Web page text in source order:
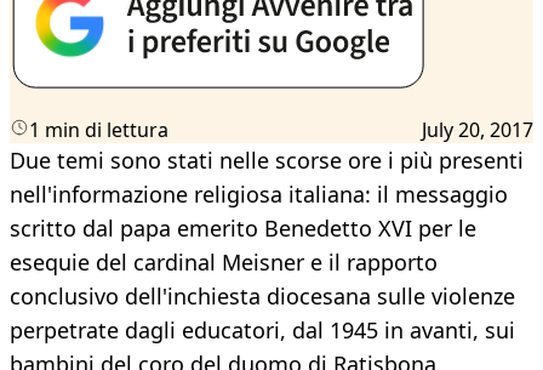
1 min di lettura July 20, 2017
Due temi sono stati nelle scorse ore i più presenti
nell'informazione religiosa italiana: il messaggio
scritto dal papa emerito Benedetto XVI per le
esequie del cardinal Meisner e il rapporto
conclusivo dell'inchiesta diocesana sulle violenze
perpetrate dagli educatori, dal 1945 in avanti, sui
bambini del coro del duomo di Ratisbona.